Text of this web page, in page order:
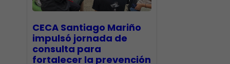
CECA Santiago Mariño
impulsó jornada de
consulta para
fortalecer la prevención